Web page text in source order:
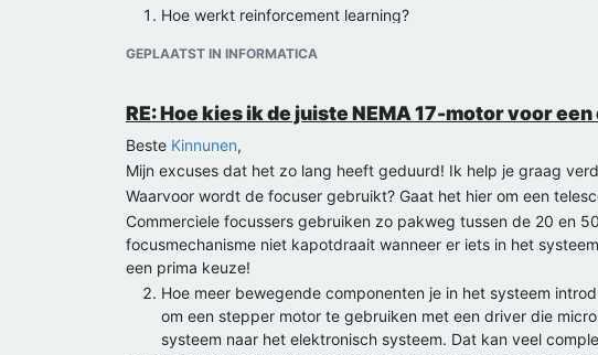
Hoe werkt reinforcement learning?
Wat weten over de functie van dromen volgens
Welke factoren karakteriseren het verschil tussen
Het lijkt me super mooi als jullie uit de wetenschappelijke
Zo kan je het neurowetenschappelijke deel linken aan echte
eens verloren in raakt bij psychologisch droomonderzoek.
Richard Sutton en Andrew Barto hebben reinforcement learning
genaamd Neuroscience. Het boek heet "Reinforcement
mening over de neurowetenschappelijke koppeling. [ https://
David Silver van UCL heeft trouwens videolectures op youtube
Matthew Walker is een belangrijke onderzoeker over dromen
publicaties. Het boek heet "Why We Sleep" en zijn publicaties
Sleep replay. Voor zover ik begrijp gebeurt deze replay
GEPLAATST IN INFORMATICA
RE: Hoe kies ik de juiste NEMA 17-motor voor
Beste Kinnunen,
Mijn excuses dat het zo lang heeft geduurd! Ik help je graag
Waarvoor wordt de focuser gebruikt? Gaat het hier om een
Commerciele focussers gebruiken zo pakweg tussen de 20 en
focusmechanisme niet kapotdraait wanneer er iets in het
een prima keuze!
Hoe meer bewegende componenten je in het systeem
om een stepper motor te gebruiken met een driver die
systeem naar het elektronisch systeem. Dat kan veel